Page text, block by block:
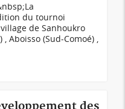
du tournoi
de Sanhoukro
, Aboisso (Sud-Comoé) ,